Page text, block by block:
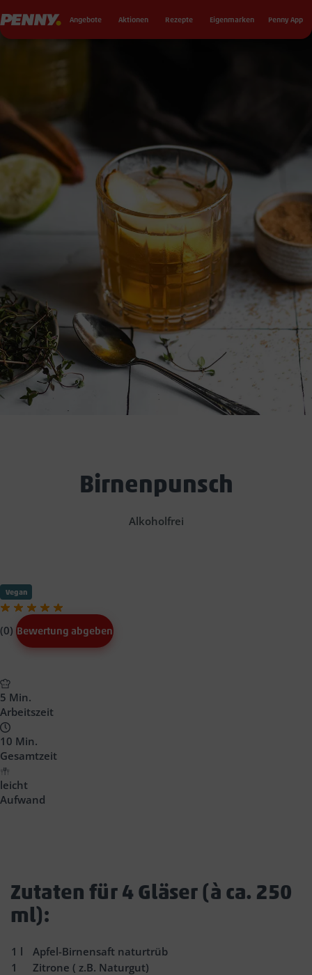
Penny Angebote Aktionen Rezepte Eigenmarken Penny App
Birnenpunsch
Alkoholfrei
Vegan
(0) Bewertung abgeben
5 Min.
Arbeitszeit
10 Min.
Gesamtzeit
leicht
Aufwand
Zutaten für 4 Gläser (à ca. 250
ml):
1 l
Apfel-Birnensaft naturtrüb
1
Zitrone ( z.B. Naturgut)